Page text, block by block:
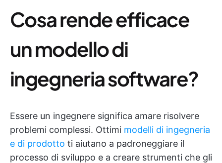
Cosa rende efficace
un modello di
ingegneria software?
Essere un ingegnere significa amare risolvere
problemi complessi. Ottimi modelli di ingegneria
e di prodotto ti aiutano a padroneggiare il
processo di sviluppo e a creare strumenti che gli